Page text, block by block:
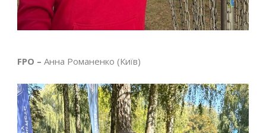
FPO – Анна Романенко (Київ)